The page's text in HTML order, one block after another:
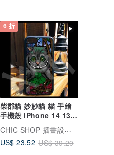
6 折
柴郡貓 妙妙貓 貓 手繪
手機殼 iPhone 14 13
12 11 XR X 8 7
CHIC SHOP 插畫設計館
US$ 23.52 US$ 39.20